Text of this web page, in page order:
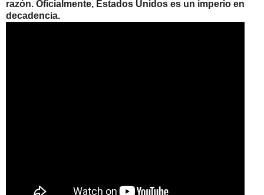
razón. Oficialmente, Estados Unidos es un imperio en
decadencia.